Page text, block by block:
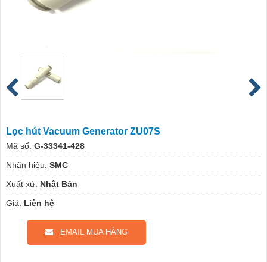
Lọc hút Vacuum Generator ZU07S
Mã số: G-33341-428
Nhãn hiệu: SMC
Xuất xứ: Nhật Bản
Giá: Liên hệ
EMAIL MUA HÀNG